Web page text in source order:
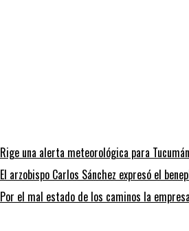
Rige una alerta meteorológica para
El arzobispo Carlos Sánchez expresó el
Por el mal estado de los caminos la